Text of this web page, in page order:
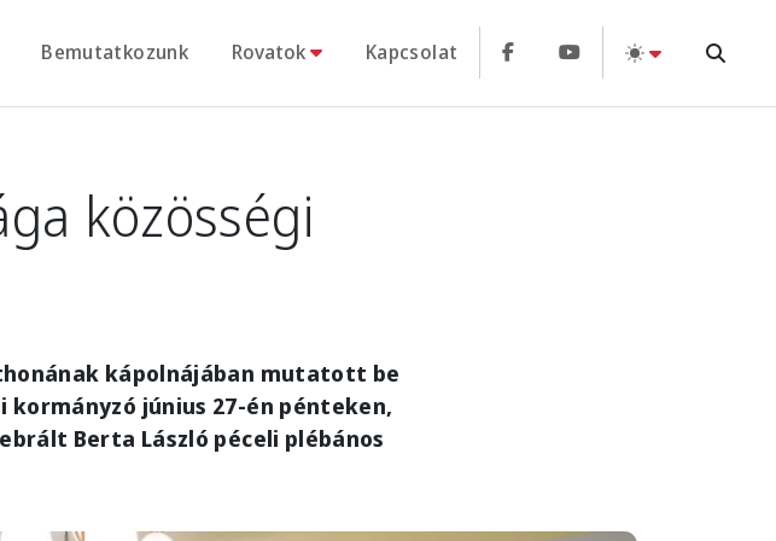
Bemutatkozunk Rovatok Kapcsolat
közösségi
kápolnájában mutatott be
június 27-én pénteken,
Berta László péceli plébános